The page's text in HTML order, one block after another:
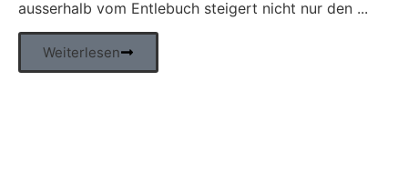
ausserhalb vom Entlebuch steigert nicht nur den ...
Weiterlesen